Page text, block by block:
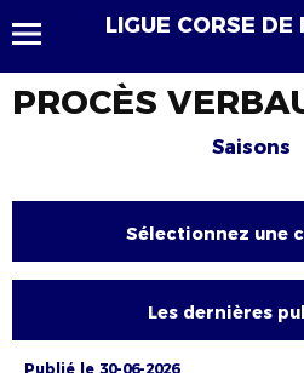
LIGUE CORSE
PROCÈS
Saisons
Sélectionnez une
Les dernières
Publié le 30-06-2026